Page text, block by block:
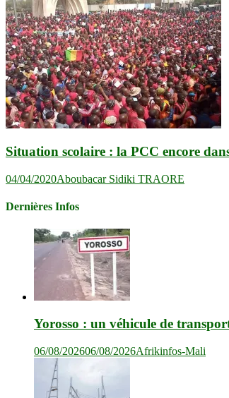
Situation scolaire : la PCC encore
04/04/2020Aboubacar Sidiki TRAORE
Dernières Infos
Yorosso : un véhicule de
06/08/202606/08/2026Afrikinfos-Mali